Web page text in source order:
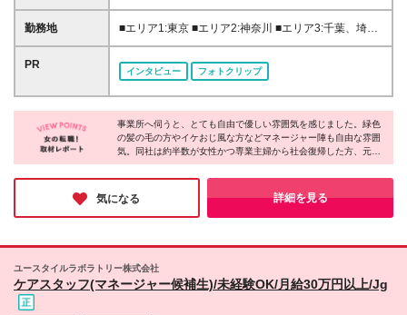
【一部エリアは日勤のみの勤務も可能！】 日勤のみ
勤務の給与額は以下です。 募集エリアにより給与が
東京:月給29万円～30万円 神奈川:月給27万円～28万
越、静岡、岐阜、岡山:月給25万円～26万円 山形:月給
24万円～25万円
1:月給33万円～45万円 ■エリア2:月給32万円～45万円
■エリア3:月給31万円～45万円 ■エリア4,5:月給30万
細欄をご確認下さい。 ※試用期間2カ月(同条件) ※残
住支援特別手当:月2万円(東京・神奈川一部) ■夜勤手
当:1回5千円(※月16回で8万) ・初期費用会社負担等の
移住支援、UIターン転勤希望者への1年間支援あり 全
す。 ITでムダを徹底削減し社員へ還元しています。
勤務地
■エリア1:東京 ■エリア2:神奈川 ■エリア3:千葉、埼
玉、愛知、大阪、兵庫 ■エリア4:滋賀、京都、広島、
福岡 ■エリア5:北海道、宮城、福島、茨城、栃木、群
馬、新潟、富山、山梨、長野、岐阜、静岡、三重、奈
良、和歌山、岡山、山口、香川、徳島、長崎 ■エリア
6:青森、岩手、秋田、山形、愛媛、高知、佐賀、熊
本、大分、宮崎、鹿児島、沖縄 ★転勤を伴う異動な
し ★基本的に直行直帰です。 ★希望によって配属を
決定致します。 ★上京・UIターン移住支援あり 神奈
に沖縄・宮崎・香川では積極採用中！ ★オープニン
グスタッフ募集もあり！ 詳細勤務地は、応募・選考
勤務地
PR
インタビュー フォトクリップ
事業所へ伺うと、とても自由で優しい雰囲気を感じました。緑色
の髪の毛の方やイケおじ風な方などマネージャー陣も自由な雰囲
気。同社は約半数が女性かつ専業主婦から社会復帰した方、元フ
リーターなど20～60代まで幅広い年代の方が活躍しています。一
人ひとり働き方を柔軟に調整したり、本人の適性や頑張りで昇
給・昇格を目指せる体制を整えたりと、長く働ける制度が充実！
未経験から理想のキャリアを叶えられるのが魅力です♪
気になる 詳細を見る
ユースタイルラボラトリー株式会社
ケアスタッフ(マネージャー候補生)/未経験OK/月給30万円以上/Jg